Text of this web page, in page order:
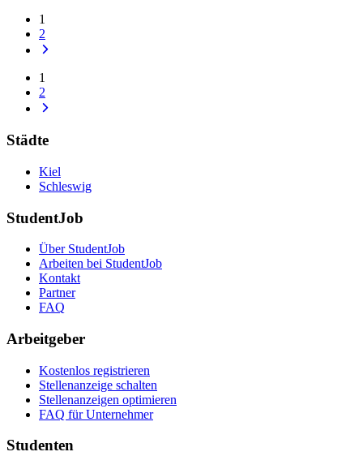
1
2
1
2
Städte
Kiel
Schleswig
StudentJob
Über StudentJob
Arbeiten bei StudentJob
Kontakt
Partner
FAQ
Arbeitgeber
Kostenlos registrieren
Stellenanzeige schalten
Stellenanzeigen optimieren
FAQ für Unternehmer
Studenten